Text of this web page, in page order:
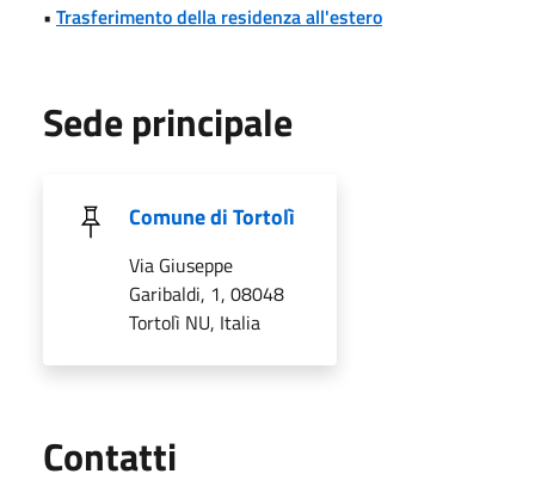
• Trasferimento della residenza all'estero
Sede principale
Comune di Tortolì
Via Giuseppe
Garibaldi, 1, 08048
Tortolì NU, Italia
Contatti